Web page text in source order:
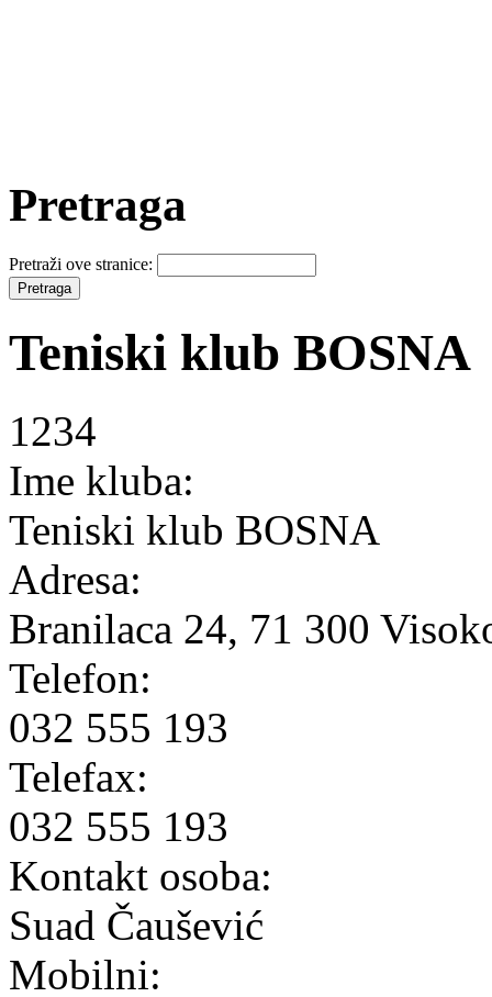
Pretraga
Pretraži ove stranice:
Teniski klub BOSNA
1234
Ime kluba:
Teniski klub BOSNA
Adresa:
Branilaca 24, 71 300
Telefon:
032 555 193
Telefax:
032 555 193
Kontakt osoba:
Suad Čaušević
Mobilni: